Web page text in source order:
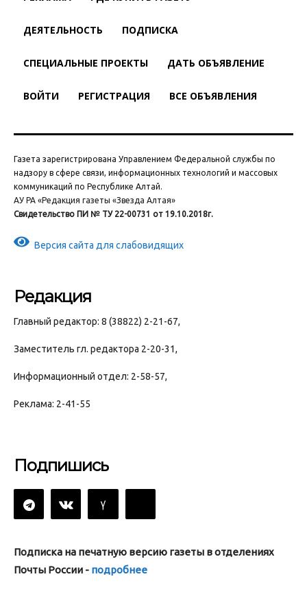
ДЕЯТЕЛЬНОСТЬ ПОДПИСКА
СПЕЦИАЛЬНЫЕ ПРОЕКТЫ ДАТЬ ОБЪЯВЛЕНИЕ
ВОЙТИ РЕГИСТРАЦИЯ ВСЕ ОБЪЯВЛЕНИЯ
Газета зарегистрирована Управлением Федеральной службы по
надзору в сфере связи, информационных технологий и массовых
коммуникаций по Республике Алтай.
АУ РА «Редакция газеты «Звезда Алтая»
Свидетельство ПИ № ТУ 22-00731 от 19.10.2018г.
Версия сайта для слабовидящих
Редакция
Главный редактор: 8 (38822) 2-21-67,
Заместитель гл. редактора 2-20-31,
Информационный отдел: 2-58-57,
Реклама: 2-41-55
Подпишись
Подписка на печатную версию газеты в отделениях
Почты России - подробнее